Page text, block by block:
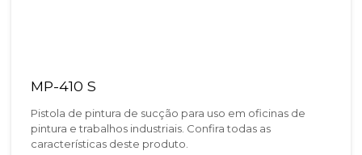
MP-410 S
Pistola de pintura de sucção para uso em oficinas de
pintura e trabalhos industriais. Confira todas as
características deste produto.